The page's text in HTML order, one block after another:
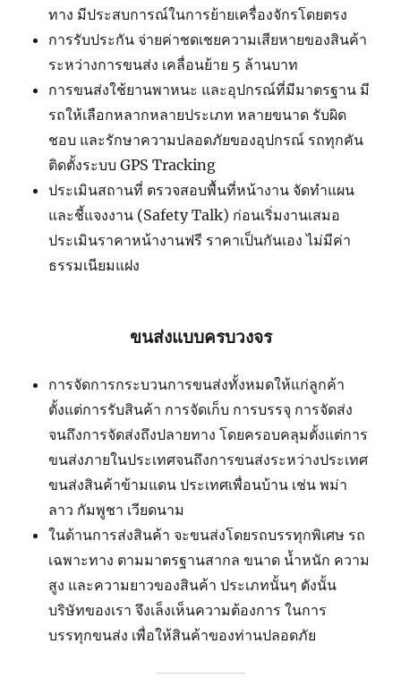
ทาง มีประสบการณ์ในการย้ายเครื่องจักรโดยตรง
การรับประกัน จ่ายค่าชดเชยความเสียหายของสินค้า
ระหว่างการขนส่ง เคลื่อนย้าย 5 ล้านบาท
การขนส่งใช้ยานพาหนะ และอุปกรณ์ที่มีมาตรฐาน มี
รถให้เลือกหลากหลายประเภท หลายขนาด รับผิด
ชอบ และรักษาความปลอดภัยของอุปกรณ์ รถทุกคัน
ติดตั้งระบบ GPS Tracking
ประเมินสถานที่ ตรวจสอบพื้นที่หน้างาน จัดทำแผน
และชี้แจงงาน (Safety Talk) ก่อนเริ่มงานเสมอ
ประเมินราคาหน้างานฟรี ราคาเป็นกันเอง ไม่มีค่า
ธรรมเนียมแฝง
ขนส่งแบบครบวงจร
การจัดการกระบวนการขนส่งทั้งหมดให้แก่ลูกค้า
ตั้งแต่การรับสินค้า การจัดเก็บ การบรรจุ การจัดส่ง
จนถึงการจัดส่งถึงปลายทาง โดยครอบคลุมตั้งแต่การ
ขนส่งภายในประเทศจนถึงการขนส่งระหว่างประเทศ
ขนส่งสินค้าข้ามแดน ประเทศเพื่อนบ้าน เช่น พม่า
ลาว กัมพูชา เวียดนาม
ในด้านการส่งสินค้า จะขนส่งโดยรถบรรทุกพิเศษ รถ
เฉพาะทาง ตามมาตรฐานสากล ขนาด น้ำหนัก ความ
สูง และความยาวของสินค้า ประเภทนั้นๆ ดังนั้น
บริษัทของเรา จึงเล็งเห็นความต้องการ ในการ
บรรทุกขนส่ง เพื่อให้สินค้าของท่านปลอดภัย